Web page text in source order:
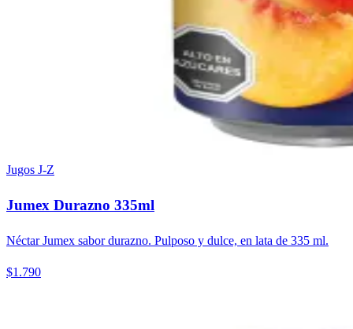
Jugos J-Z
Jumex Durazno 335ml
Néctar Jumex sabor durazno. Pulposo y dulce, en lata de 335 ml.
$1.790